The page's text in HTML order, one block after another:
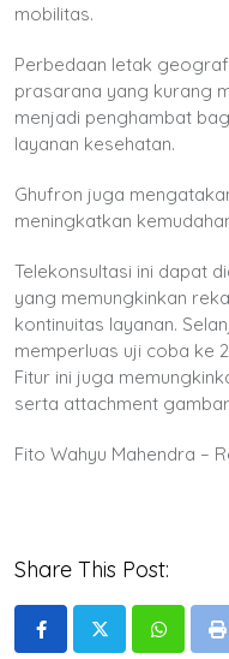
mobilitas.
Perbedaan letak
prasarana yang kurang
menjadi penghambat
layanan kesehatan.
Ghufron juga
meningkatkan
Telekonsultasi ini dapat
yang memungkinkan
kontinuitas layanan.
memperluas uji coba ke
Fitur ini juga
serta attachment
Fito Wahyu Mahendra –
Share This Post:
Whatsapp